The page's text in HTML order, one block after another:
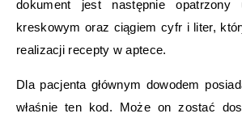
dokument jest następnie opatrzony
kreskowym oraz ciągiem cyfr i liter,
realizacji recepty w aptece.
Dla pacjenta głównym dowodem
właśnie ten kod. Może on zostać